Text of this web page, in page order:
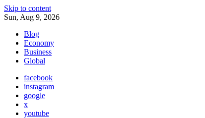
Skip to content
Sun, Aug 9, 2026
Blog
Economy
Business
Global
facebook
instagram
google
x
youtube